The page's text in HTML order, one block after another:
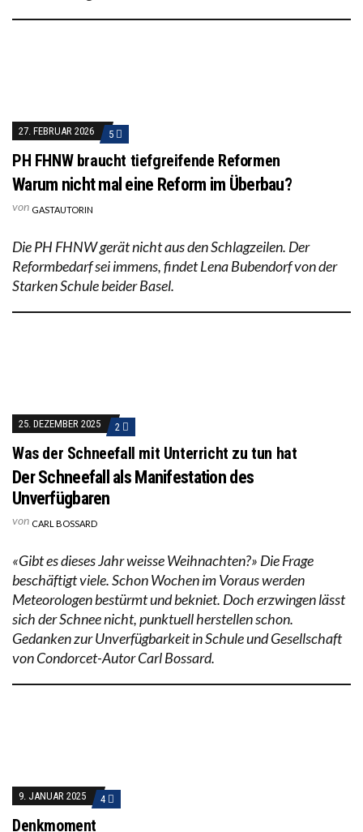
27. FEBRUAR 2026 5
PH FHNW braucht tiefgreifende Reformen
Warum nicht mal eine Reform im Überbau?
von GASTAUTORIN
Die PH FHNW gerät nicht aus den Schlagzeilen. Der
Reformbedarf sei immens, findet Lena Bubendorf von der
Starken Schule beider Basel.
25. DEZEMBER 2025 2
Was der Schneefall mit Unterricht zu tun hat
Der Schneefall als Manifestation des
Unverfügbaren
von CARL BOSSARD
«Gibt es dieses Jahr weisse Weihnachten?» Die Frage
beschäftigt viele. Schon Wochen im Voraus werden
Meteorologen bestürmt und bekniet. Doch erzwingen lässt
sich der Schnee nicht, punktuell herstellen schon.
Gedanken zur Unverfügbarkeit in Schule und Gesellschaft
von Condorcet-Autor Carl Bossard.
9. JANUAR 2025 4
Denkmoment